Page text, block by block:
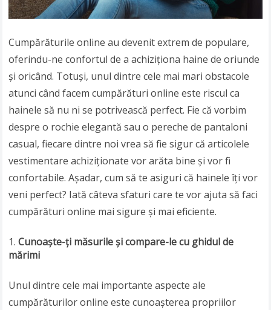
Cumpărăturile online au devenit extrem de populare,
oferindu-ne confortul de a achiziționa haine de oriunde
și oricând. Totuși, unul dintre cele mai mari obstacole
atunci când facem cumpărături online este riscul ca
hainele să nu ni se potrivească perfect. Fie că vorbim
despre o rochie elegantă sau o pereche de pantaloni
casual, fiecare dintre noi vrea să fie sigur că articolele
vestimentare achiziționate vor arăta bine și vor fi
confortabile. Așadar, cum să te asiguri că hainele îți vor
veni perfect? Iată câteva sfaturi care te vor ajuta să faci
cumpărături online mai sigure și mai eficiente.
Cunoaște-ți măsurile și compare-le cu ghidul de
mărimi
Unul dintre cele mai importante aspecte ale
cumpărăturilor online este cunoașterea propriilor